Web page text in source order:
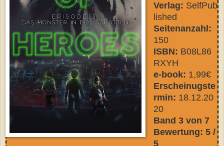
Verlag: SelfPub
lished
Seitenanzahl:
150
ISBN: B08L86
RXYH
e-book: 1,99€
Erscheinugste
rmin: 18.12.20
20
Band 3 von 7
Bewertung: 5 /
5